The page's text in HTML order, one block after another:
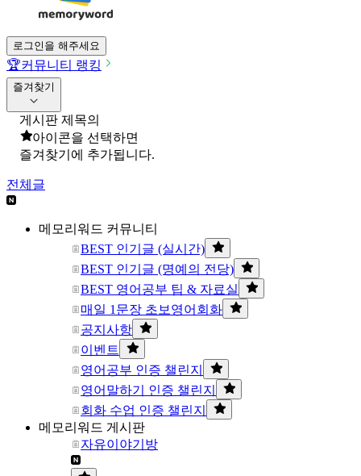
로그인을 해주세요
🏆커뮤니티 랭킹
즐겨찾기
게시판 제목의
아이콘을 선택하면
즐겨찾기에 추가됩니다.
전체글
메모리워드 커뮤니티
BEST 인기글 (실시간)
BEST 인기글 (명예의 전당)
BEST 영어공부 팁 & 자료실
매일 1문장 초보영어회화
공지사항
이벤트
영어공부 인증 챌린지
영어말하기 인증 챌린지
회화 수업 인증 챌린지
메모리워드 게시판
자유이야기방